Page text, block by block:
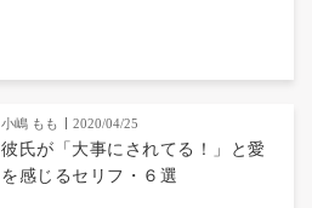
小嶋 もも 2020/04/25
彼氏が「大事にされてる！」と愛
を感じるセリフ・６選